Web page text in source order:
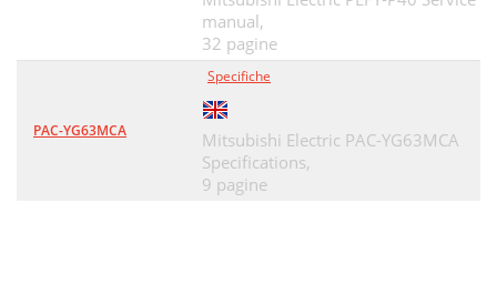
manual,
32 pagine
PAC-YG63MCA
Specifiche
Mitsubishi Electric PAC-YG63MCA
Specifications,
9 pagine